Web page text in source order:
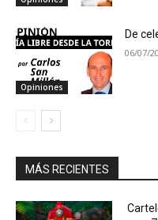
Opiniones
De
06/07/
MÁS RECIENTES